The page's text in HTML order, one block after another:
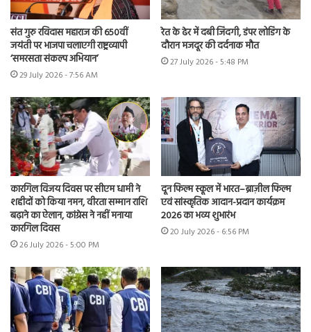
संत गुरु रविदास महाराज की 650वीं
जयंती पर भाजपा चलाएगी राष्ट्रव्यापी
‘समरसता संकल्प अभियान’
29 July 2026 - 7:56 AM
रेत के ढेर में दबी जिंदगी, डंपर लोडिंग के
दौरान मजदूर की दर्दनाक मौत
27 July 2026 - 5:48 PM
कारगिल विजय दिवस पर सीएम धामी ने
शहीदों को किया नमन, वीरता सम्मान राशि
बढ़ाने का ऐलान, कांग्रेस ने नहीं मनाया
कारगिल दिवस
26 July 2026 - 5:00 PM
दून फिल्म स्कूल में भारत–ब्राज़ील फिल्म
एवं सांस्कृतिक आदान-प्रदान कार्यक्रम
2026 का भव्य शुभारंभ
20 July 2026 - 6:56 PM